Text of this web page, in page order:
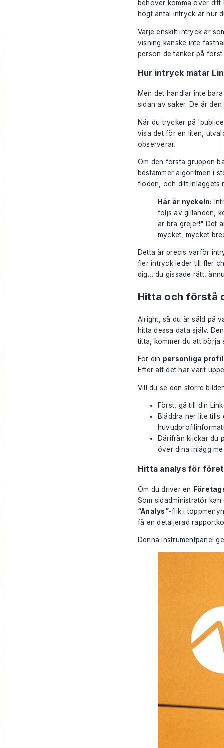
behöver komma över
högt antal intryck är hur
Varje enskilt intryck är
visning kanske inte
person de tänker på
Hur intryck matar
Men det handlar inte
sidan av saker. De är
När du trycker på
visa det för en liten,
observerar.
Om den första gruppen
bestämmer algoritmen i
flöden, och ditt inläggets
Här är nyckeln:
följs av gillanden,
är bra grejer!" Det
mycket, mycket
Detta är precis varför
fler intryck leder till fler
dig… du gissade rätt,
Hitta och förstå
Alright, så du är såld på
hitta dessa data själv.
titta, kommer du att börja
För din personliga profil
Efter att det har varit
Vill du se den större
Först, gå till din
Bläddra ner lite
Därifrån klickar du
över dina inlägg
Hitta analys för
Om du driver en
Som sidadministratör
“Analys”-flik i
få en detaljerad
Denna instrumentpanel